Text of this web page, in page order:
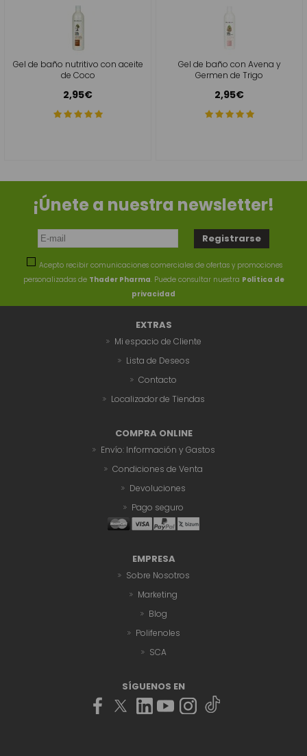
Gel de baño nutritivo con aceite
de Coco
2,95€
Gel de baño con Avena y
Germen de Trigo
2,95€
¡Únete a nuestra newsletter!
Acepto recibir comunicaciones comerciales de ofertas y promociones
personalizadas de Thader Pharma. Puede consultar nuestra Política de
privacidad
EXTRAS
Mi espacio de Cliente
Lista de Deseos
Contacto
Localizador de Tiendas
COMPRA ONLINE
Envío: Información y Gastos
Condiciones de Venta
Devoluciones
Pago seguro
EMPRESA
Sobre Nosotros
Marketing
Blog
Polifenoles
SCA
SÍGUENOS EN